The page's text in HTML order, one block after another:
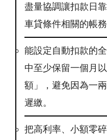
盡量協調讓扣款日
車貸條件相關的帳務
能設定自動扣款的
中至少保留一個月
額」，避免因為一
遲繳。
把高利率、小額零